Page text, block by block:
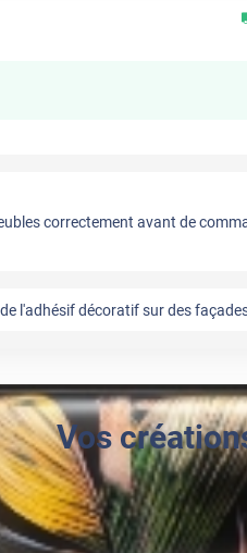
correctement avant de
l'adhésif décoratif sur des
Vos